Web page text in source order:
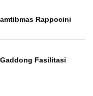
Rappocini
Fasilitasi